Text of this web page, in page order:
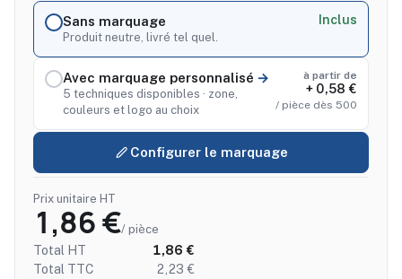
Sans marquage
Produit neutre, livré tel quel.
Inclus
Avec marquage personnalisé
5 techniques disponibles · zone,
couleurs et logo au choix
à partir de
+ 0,58 €
/ pièce dès 500
Configurer le marquage
Prix unitaire HT
1,86 €/ pièce
Total HT
1,86 €
Total TTC
2,23 €